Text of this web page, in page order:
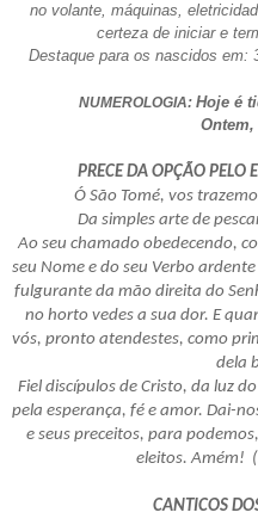
no volante, máquinas,
certeza de iniciar e
Destaque para os nascidos em:
NUMEROLOGIA: Hoje é
Ontem,
PRECE DA OPÇÃO
Ó São Tomé, vos
Da simples arte de
Ao seu chamado obedecendo,
seu Nome e do seu Verbo
fulgurante da mão direita do
no horto vedes a sua dor. E
vós, pronto atendestes, como
dela
Fiel discípulos de Cristo, da luz
pela esperança, fé e amor. Dai-
e seus preceitos, para
eleitos. Amém!
CANTICOS